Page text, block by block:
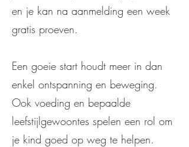
en je kan na aanmelding een week
gratis proeven.
Een goeie start houdt meer in dan
enkel ontspanning en beweging.
Ook voeding en bepaalde
leefstijlgewoontes spelen een rol om
je kind goed op weg te helpen.